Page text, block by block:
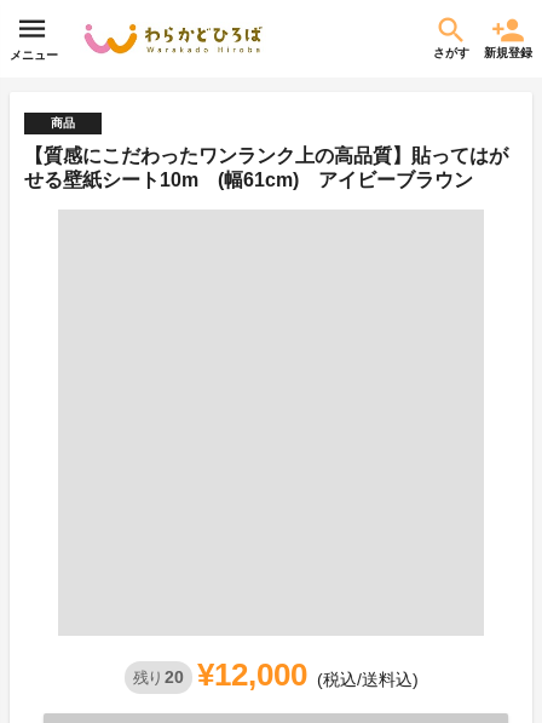
メニュー さがす 新規登録
商品
【質感にこだわったワンランク上の高品質】貼ってはが
せる壁紙シート10m (幅61cm) アイビーブラウン
残り 20 ¥12,000 (税込/送料込)